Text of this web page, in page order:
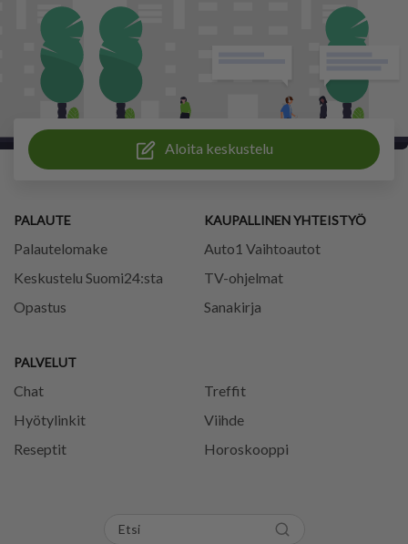
Aloita keskustelu
PALAUTE
Palautelomake
Keskustelu Suomi24:sta
Opastus
PALVELUT
Chat
Treffit
Hyötylinkit
Viihde
Reseptit
Horoskooppi
KAUPALLINEN YHTEISTYÖ
Auto1 Vaihtoautot
TV-ohjelmat
Sanakirja